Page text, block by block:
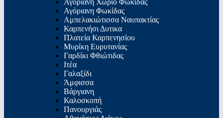
Αγόριανη Χωριό Φωκίδας
Αγόριανη Φωκίδας
Αμπελακιώτισσα Ναυπακτίας
Καρπενήσι Δυτικα
Πλατεία Καρπενησίου
Μυρίκη Ευρυτανίας
Γαρδίκι Φθιώτιδας
Ιτέα
Γαλαξίδι
Άμφισσα
Βάργιανη
Καλοσκοπή
Πανουργιάς